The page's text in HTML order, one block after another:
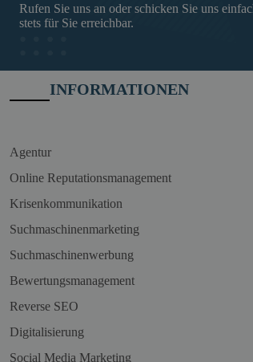
Rufen Sie uns an oder schicken Sie uns
stets für Sie erreichbar.
INFORMATIONEN
Agentur
Online Reputationsmanagement
Krisenkommunikation
Suchmaschinenmarketing
Suchmaschinenwerbung
Bewertungsmanagement
Reverse SEO
Digitalisierung
Social Media Marketing